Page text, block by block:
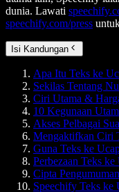
dunia. Lawati
speechify.com/press
Isi Kandungan
Apa Itu Teks ke
Sekilas Tentang
Ciri Utama &
10 Kegunaan
Akses Pelbagai
Mengaktifkan Ciri
Guna Teks ke
Perbezaan Teks ke
Cipta
Speechify Teks ke